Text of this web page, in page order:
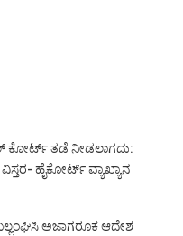
ಕೋರ್ಟ್ ತಡೆ ನೀಡಲಾಗದು:
ಹೈಕೋರ್ಟ್ ವ್ಯಾಖ್ಯಾನ
ಅಜಾಗರೂಕ ಆದೇಶ